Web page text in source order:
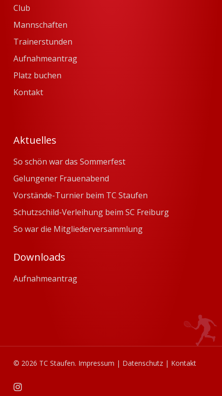
Club
Mannschaften
Trainerstunden
Aufnahmeantrag
Platz buchen
Kontakt
Aktuelles
So schön war das Sommerfest
Gelungener Frauenabend
Vorstände-Turnier beim TC Staufen
Schutzschild-Verleihung beim SC Freiburg
So war die Mitgliederversammlung
Downloads
Aufnahmeantrag
© 2026 TC Staufen. Impressum | Datenschutz| Kontakt
instagram